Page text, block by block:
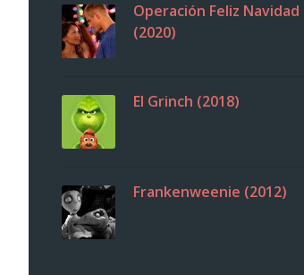
Operación Feliz Navidad
(2020)
El Grinch (2018)
Frankenweenie (2012)